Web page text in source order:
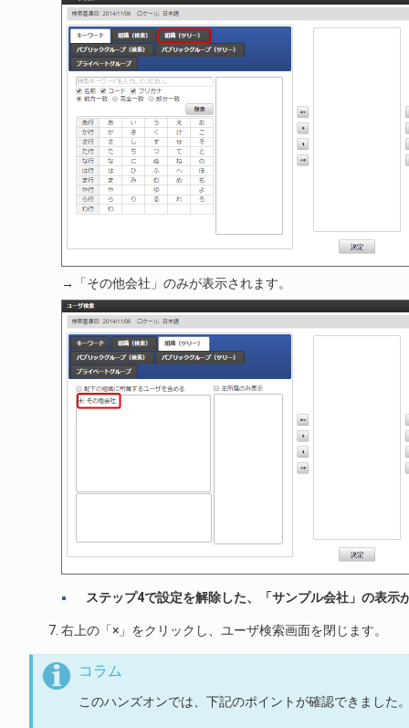
→「その他会社」のみが表示されます。
ステップ4で設定を解除した、「サンプル会社」の表示
右上の「×」をクリックし、ユーザ検索画面を閉じます。
コラム
このハンズオンでは、下記のポイントが確認できました